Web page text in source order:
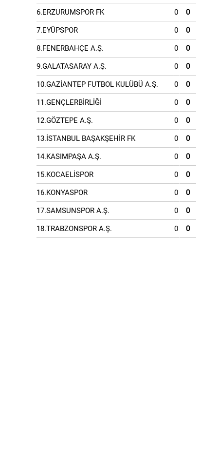
6.ERZURUMSPOR FK 0 0
7.EYÜPSPOR 0 0
8.FENERBAHÇE A.Ş. 0 0
9.GALATASARAY A.Ş. 0 0
10.GAZİANTEP FUTBOL KULÜBÜ A.Ş. 0 0
11.GENÇLERBİRLİĞİ 0 0
12.GÖZTEPE A.Ş. 0 0
13.İSTANBUL BAŞAKŞEHİR FK 0 0
14.KASIMPAŞA A.Ş. 0 0
15.KOCAELİSPOR 0 0
16.KONYASPOR 0 0
17.SAMSUNSPOR A.Ş. 0 0
18.TRABZONSPOR A.Ş. 0 0